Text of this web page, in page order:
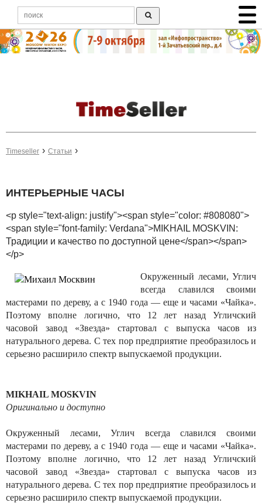
Timeseller Статьи
ИНТЕРЬЕРНЫЕ ЧАСЫ
<p style="text-align: justify"><span style="color: #808080">
<span style="font-family: Verdana">MIKHAIL MOSKVIN:
Традиции и качество по доступной цене</span></span>
</p>
Окруженный лесами, Углич
всегда славился своими
мастерами по дереву, а с 1940 года — еще и часами «Чайка».
Поэтому вполне логично, что 12 лет назад Угличский
часовой завод «Звезда» стартовал с выпуска часов из
натурального дерева. С тех пор предприятие преобразилось и
серьезно расширило спектр выпускаемой продукции.
MIKHAIL MOSKVIN
Оригинально и доступно
Окруженный лесами, Углич всегда славился своими
мастерами по дереву, а с 1940 года — еще и часами «Чайка».
Поэтому вполне логично, что 12 лет назад Угличский
часовой завод «Звезда» стартовал с выпуска часов из
натурального дерева. С тех пор предприятие преобразилось и
серьезно расширило спектр выпускаемой продукции.